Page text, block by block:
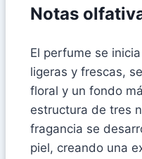
Notas
El perfume se
ligeras y frescas,
floral y un fondo
estructura de tres
fragancia se
piel, creando una